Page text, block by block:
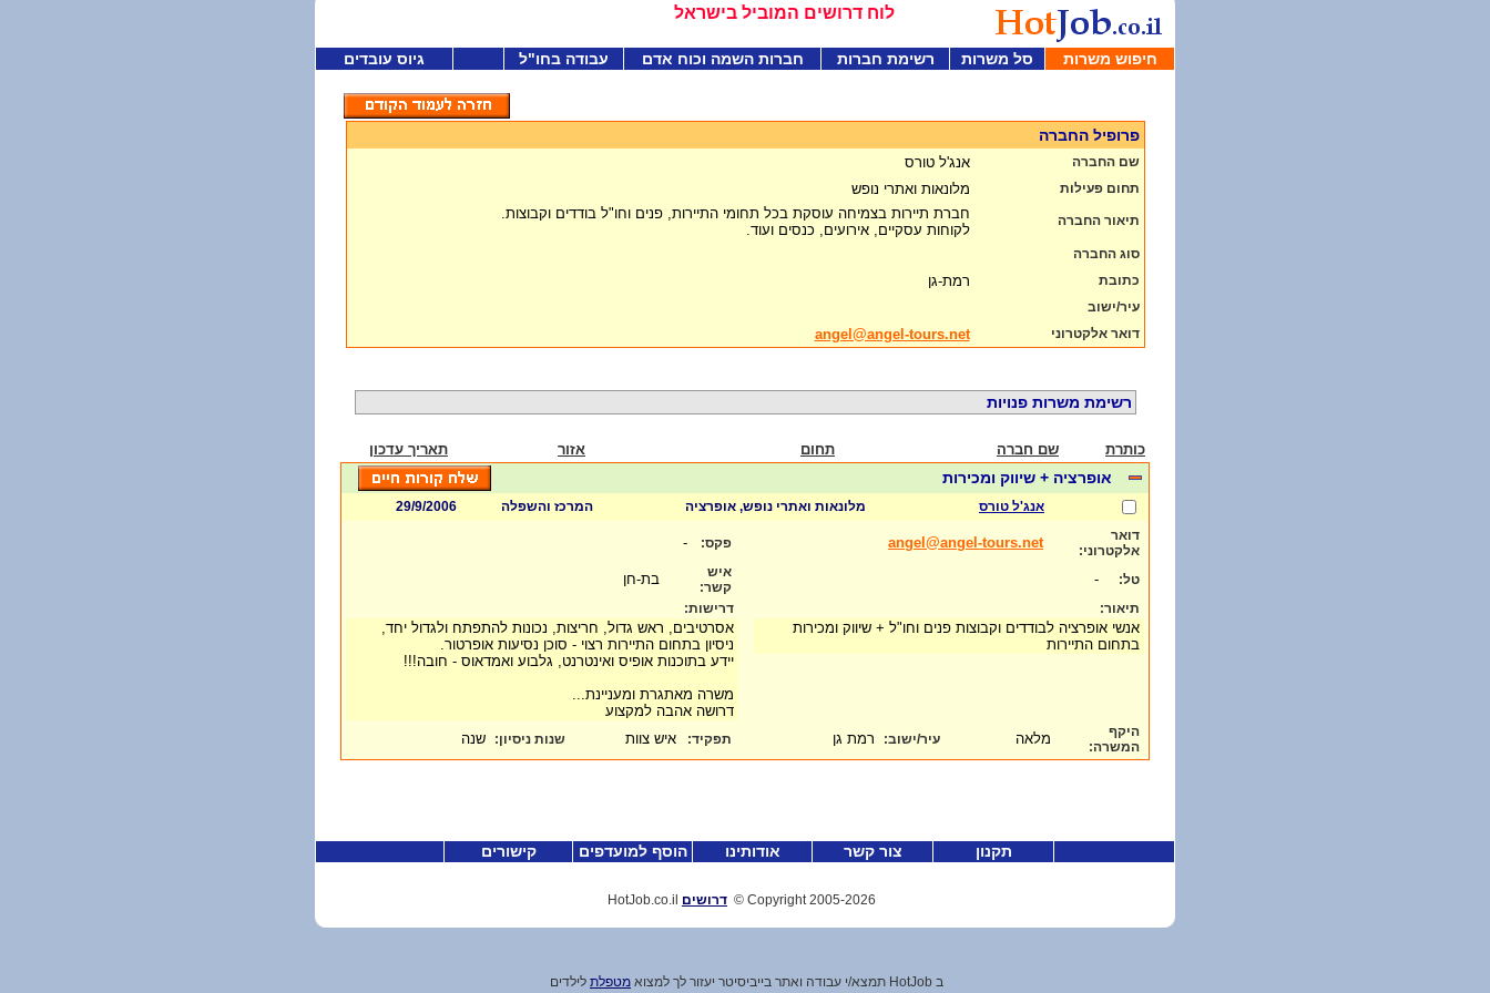
לוח דרושים המוביל בישראל
חיפוש משרות סל משרות רשימת חברות חברות השמה וכוח אדם עבודה בחו"ל גיוס עובדים
פרופיל החברה
שם החברה אנג'ל טורס
תחום פעילות מלונאות ואתרי נופש
תיאור החברה
חברת תיירות בצמיחה עוסקת בכל תחומי התיירות, פנים וחו"ל בודדים וקבוצות.
לקוחות עסקיים, אירועים, כנסים ועוד.
סוג החברה
כתובת
רמת-גן
עיר/ישוב
דואר אלקטרוני
angel@angel-tours.net
רשימת משרות פנויות
כותרת שם חברה תחום אזור תאריך עדכון
אופרציה + שיווק ומכירות
אנג'ל טורס מלונאות ואתרי נופש, אופרציה המרכז והשפלה
29/9/2006
דואר
אלקטרוני:
angel@angel-tours.net פקס: -
טל: -
איש
קשר:
בת-חן
תיאור:
אנשי אופרציה לבודדים וקבוצות פנים וחו"ל + שיווק ומכירות
בתחום התיירות
דרישות:
אסרטיבים, ראש גדול, חריצות, נכונות להתפתח ולגדול יחד,
ניסיון בתחום התיירות רצוי - סוכן נסיעות אופרטור.
יידע בתוכנות אופיס ואינטרנט, גלבוע ואמדאוס - חובה!!!
משרה מאתגרת ומעניינת...
דרושה אהבה למקצוע
היקף
המשרה:
מלאה עיר/ישוב: רמת גן תפקיד: איש צוות שנות ניסיון: שנה
תקנון צור קשר אודותינו הוסף למועדפים קישורים
Copyright 2005-2026
© דרושים
ב HotJob תמצא /י עבודה ואתר בייביסיטר יעזור לך למצוא מטפלת לילדים